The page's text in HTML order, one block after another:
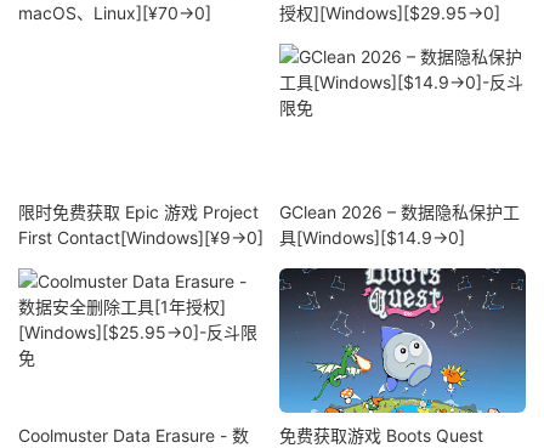
macOS、Linux][¥70→0]
授权][Windows][$29.95→0]
限时免费获取 Epic 游戏 Project
First Contact[Windows][¥9→0]
GClean 2026 – 数据隐私保护工
具[Windows][$14.9→0]
Coolmuster Data Erasure - 数
免费获取游戏 Boots Quest